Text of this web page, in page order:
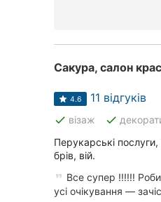
Одеса
Кропивницький
Харків
Запоріжжя
Сакура, салон
4.6 11 відгуків
done візаж done
Перукарські
брів, вій.
Все супер !!!!!!
усі очікування —